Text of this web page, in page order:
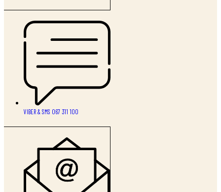
VIBER & SMS 067 311 100